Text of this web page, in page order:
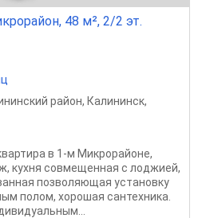
48 м², 2/2 эт.
район, Калининск,
в 1-м Микрорайоне,
кухня совмещенная с лоджией,
позволяющая установку
полом, хорошая сантехника.